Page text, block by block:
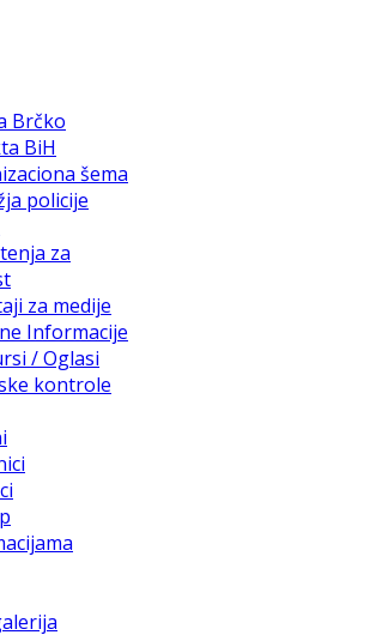
Brčko
BiH
šema
policije
za
za medije
Informacije
/ Oglasi
kontrole